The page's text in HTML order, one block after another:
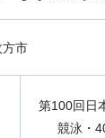
市
第100回日
競泳・